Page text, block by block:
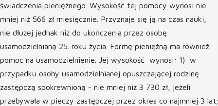
świadczenia pieniężnego. Wysokość tej pomocy wynosi nie
mniej niż 566 zł miesięcznie. Przyznaje się ją na czas nauki,
nie dłużej jednak niż do ukończenia przez osobę
usamodzielnianą 25. roku życia. Formę pieniężną ma również
pomoc na usamodzielnienie. Jej wysokość wynosi: 1) w
przypadku osoby usamodzielnianej opuszczającej rodzinę
zastępczą spokrewnioną - nie mniej niż 3 730 zł, jeżeli
przebywała w pieczy zastępczej przez okres co najmniej 3 lat;